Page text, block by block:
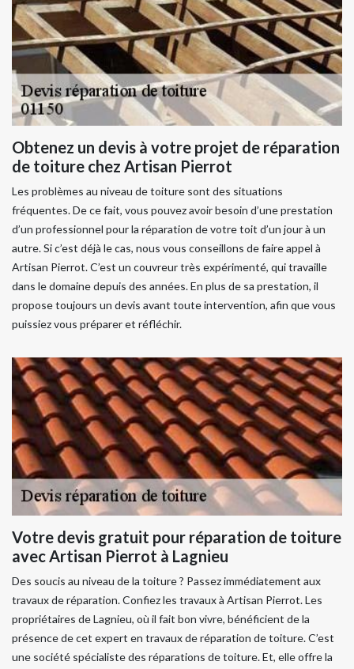
Obtenez un devis à votre projet de réparation
de toiture chez Artisan Pierrot
Les problèmes au niveau de toiture sont des situations
fréquentes. De ce fait, vous pouvez avoir besoin d’une prestation
d’un professionnel pour la réparation de votre toit d’un jour à un
autre. Si c’est déjà le cas, nous vous conseillons de faire appel à
Artisan Pierrot. C’est un couvreur très expérimenté, qui travaille
dans le domaine depuis des années. En plus de sa prestation, il
propose toujours un devis avant toute intervention, afin que vous
puissiez vous préparer et réfléchir.
Votre devis gratuit pour réparation de toiture
avec Artisan Pierrot à Lagnieu
Des soucis au niveau de la toiture ? Passez immédiatement aux
travaux de réparation. Confiez les travaux à Artisan Pierrot. Les
propriétaires de Lagnieu, où il fait bon vivre, bénéficient de la
présence de cet expert en travaux de réparation de toiture. C’est
une société spécialiste des réparations de toiture. Et, elle offre la